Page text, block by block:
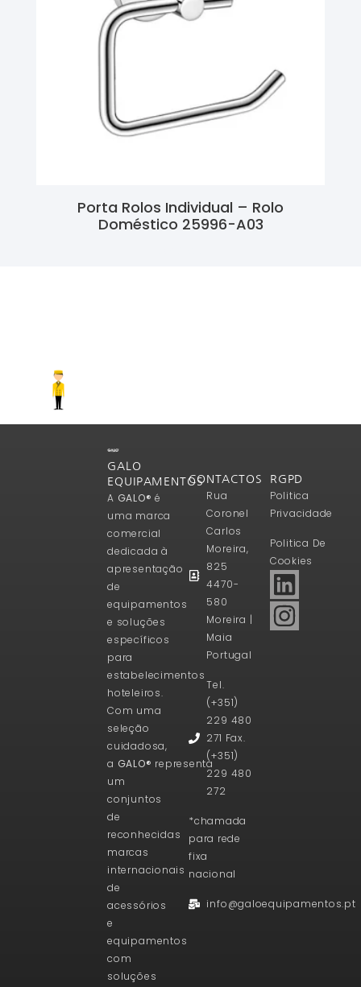
Porta Rolos Individual – Rolo
Doméstico 25996-A03
GALO
EQUIPAMENTOS
A GALO® é
uma marca
comercial
dedicada à
apresentação
de
equipamentos
e soluções
específicos
para
estabelecimentos
hoteleiros.
Com uma
seleção
cuidadosa,
a GALO® representa
um
conjuntos
de
reconhecidas
marcas
internacionais
de
acessórios
e
equipamentos
com
soluções
CONTACTOS
Rua
Coronel
Carlos
Moreira,
825
4470-
580
Moreira |
Maia
Portugal
Tel.
(+351)
229 480
271 Fax.
(+351)
229 480
272
*chamada
para rede
fixa
nacional
info@galoequipamentos.pt
RGPD
Politica
Privacidade
Politica De
Cookies